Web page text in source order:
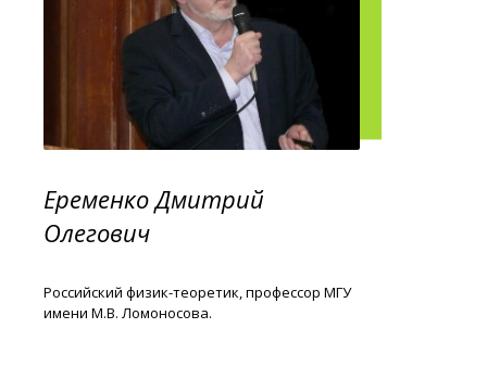
Еременко Дмитрий
Олегович
Российский физик-теоретик, профессор МГУ
имени М.В. Ломоносова.